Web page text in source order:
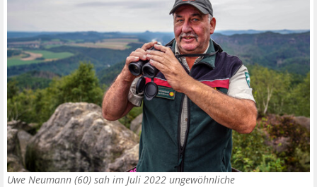
Uwe Neumann (60) sah im Juli 2022 ungewöhnliche